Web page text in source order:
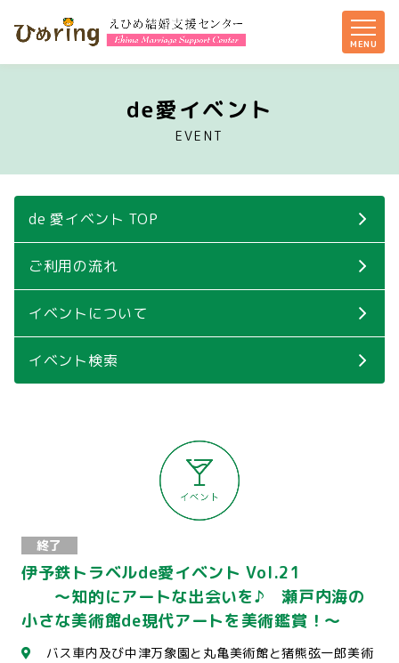
de愛イベント
EVENT
de 愛イベント TOP
ご利用の流れ
イベントについて
イベント検索
終了
伊予鉄トラベルde愛イベント Vol.21
～知的にアートな出会いを♪ 瀬戸内海の
小さな美術館de現代アートを美術鑑賞！～
バス車内及び中津万象園と丸亀美術館と猪熊弦一郎美術